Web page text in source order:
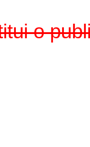
o